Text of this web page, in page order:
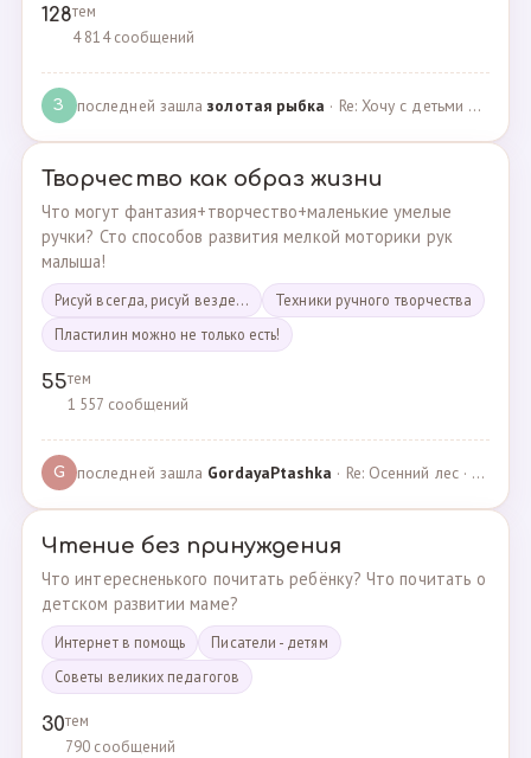
128тем
4 814 сообщений
З последней зашлазолотая рыбка · Re: Хочу с детьми поехать на следующей неделе в Сан… · 19.05.2024
Творчество как образ жизни
Что могут фантазия+творчество+маленькие умелые
ручки? Сто способов развития мелкой моторики рук
малыша!
Рисуй всегда, рисуй везде...
Техники ручного творчества
Пластилин можно не только есть!
55тем
1 557 сообщений
G последней зашла GordayaPtashka · Re: Осенний лес · 05.05.2022
Чтение без принуждения
Что интересненького почитать ребёнку? Что почитать о
детском развитии маме?
Интернет в помощь
Писатели - детям
Советы великих педагогов
30тем
790 сообщений